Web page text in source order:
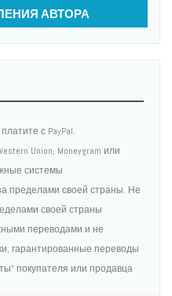
АВТОРА
с PayPal.
Union, Moneygram или
системы
пределами своей страны. Не
своей страны
переводами и не
гарантированные переводы
покупателя или продавца